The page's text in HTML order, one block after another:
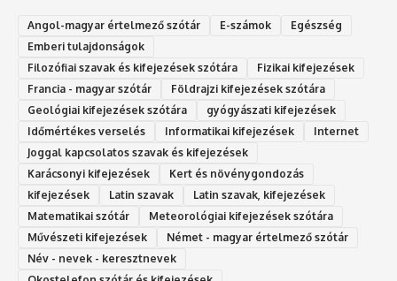
Angol-magyar értelmező szótár E-számok
Egészség
Emberi tulajdonságok
Filozófiai szavak és kifejezések szótára
Fizikai kifejezések
Francia - magyar szótár
Földrajzi kifejezések szótára
Geológiai kifejezések szótára
gyógyászati kifejezések
Időmértékes verselés
Informatikai kifejezések
Internet
Joggal kapcsolatos szavak és kifejezések
Karácsonyi kifejezések
Kert és növénygondozás
kifejezések
Latin szavak
Latin szavak, kifejezések
Matematikai szótár
Meteorológiai kifejezések szótára
Művészeti kifejezések
Német - magyar értelmező szótár
Név - nevek - keresztnevek